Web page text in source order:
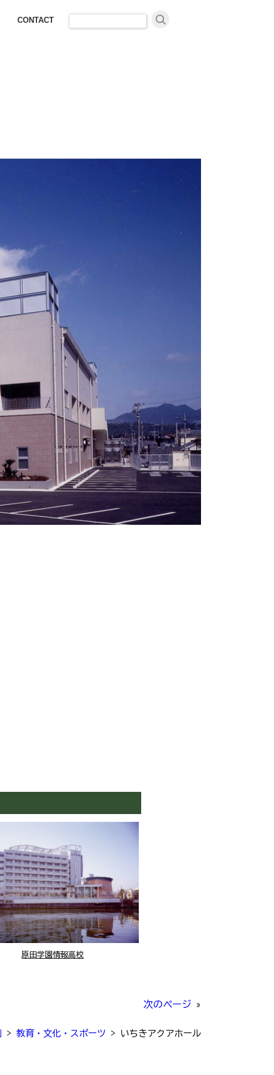
CONTACT
検
原田学園情報高校
次のページ »
> 教育・文化・スポーツ > いちきアクアホール